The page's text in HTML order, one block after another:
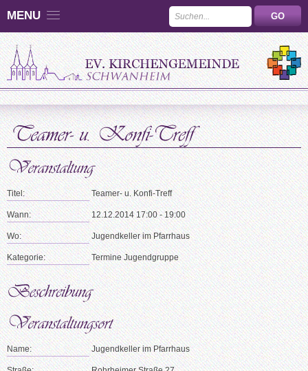
MENU
Titel: Teamer- u. Konfi-Treff
Wann: 12.12.2014 17:00 - 19:00
Wo: Jugendkeller im Pfarrhaus
Kategorie: Termine Jugendgruppe
Name: Jugendkeller im Pfarrhaus